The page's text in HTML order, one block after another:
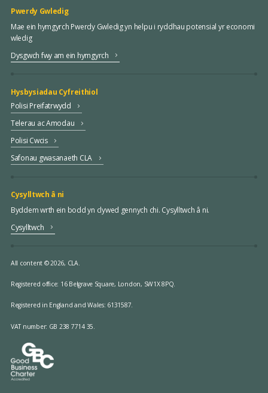
Pwerdy Gwledig
Mae ein hymgyrch Pwerdy Gwledig yn helpu i ryddhau potensial yr economi
wledig
Dysgwch fwy am ein hymgyrch
Hysbysiadau Cyfreithiol
Polisi Preifatrwydd
Telerau ac Amodau
Polisi Cwcis
Safonau gwasanaeth CLA
Cysylltwch â ni
Byddem wrth ein bodd yn clywed gennych chi. Cysylltwch â ni.
Cysylltwch
All content © 2026, CLA.
Registered office: 16 Belgrave Square, London, SW1X 8PQ.
Registered in England and Wales: 6131587.
VAT number: GB 238 7714 35.